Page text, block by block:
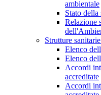
ambientale
Stato della
Relazione
Strutture
Elenco
Elenco
Accordi
accreditate
Accordi